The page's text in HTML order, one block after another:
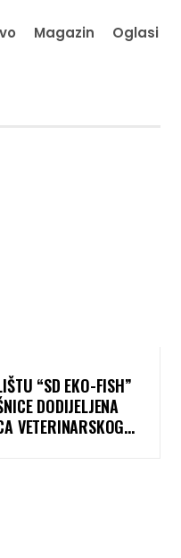
Magazin Oglasi
“SD EKO-FISH”
DODIJELJENA
VETERINARSKOG